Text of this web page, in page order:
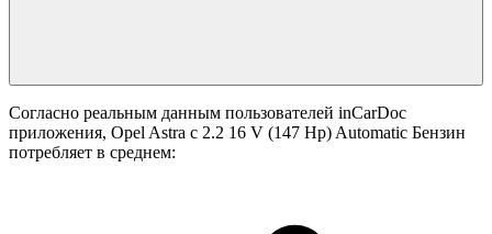
Согласно реальным данным пользователей inCarDoc
приложения, Opel Astra с 2.2 16 V (147 Hp) Automatic Бензин
потребляет в среднем: